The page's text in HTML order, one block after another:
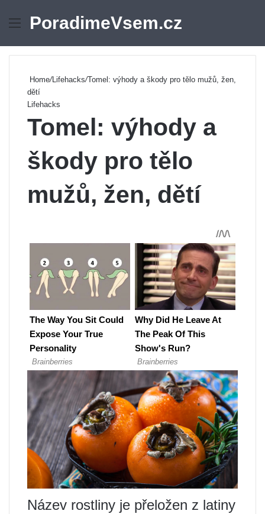
Menu
PoradimeVsem.cz
Home/Lifehacks/Tomel: výhody a škody pro tělo mužů, žen,
dětí
Lifehacks
Tomel: výhody a
škody pro tělo
mužů, žen, dětí
Název rostliny je přeložen z latiny